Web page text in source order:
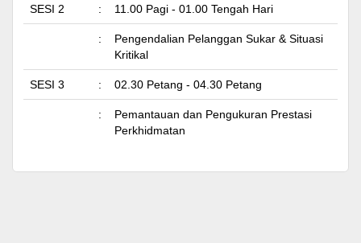
SESI 2 : 11.00 Pagi - 01.00 Tengah Hari
:
Pengendalian Pelanggan Sukar & Situasi
Kritikal
SESI 3 : 02.30 Petang - 04.30 Petang
:
Pemantauan dan Pengukuran Prestasi
Perkhidmatan